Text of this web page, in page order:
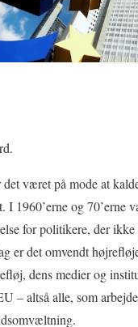
været på mode at
I 1960’erne og 70’erne
for politikere, der
er det omvendt
dens medier og
– altså alle, som